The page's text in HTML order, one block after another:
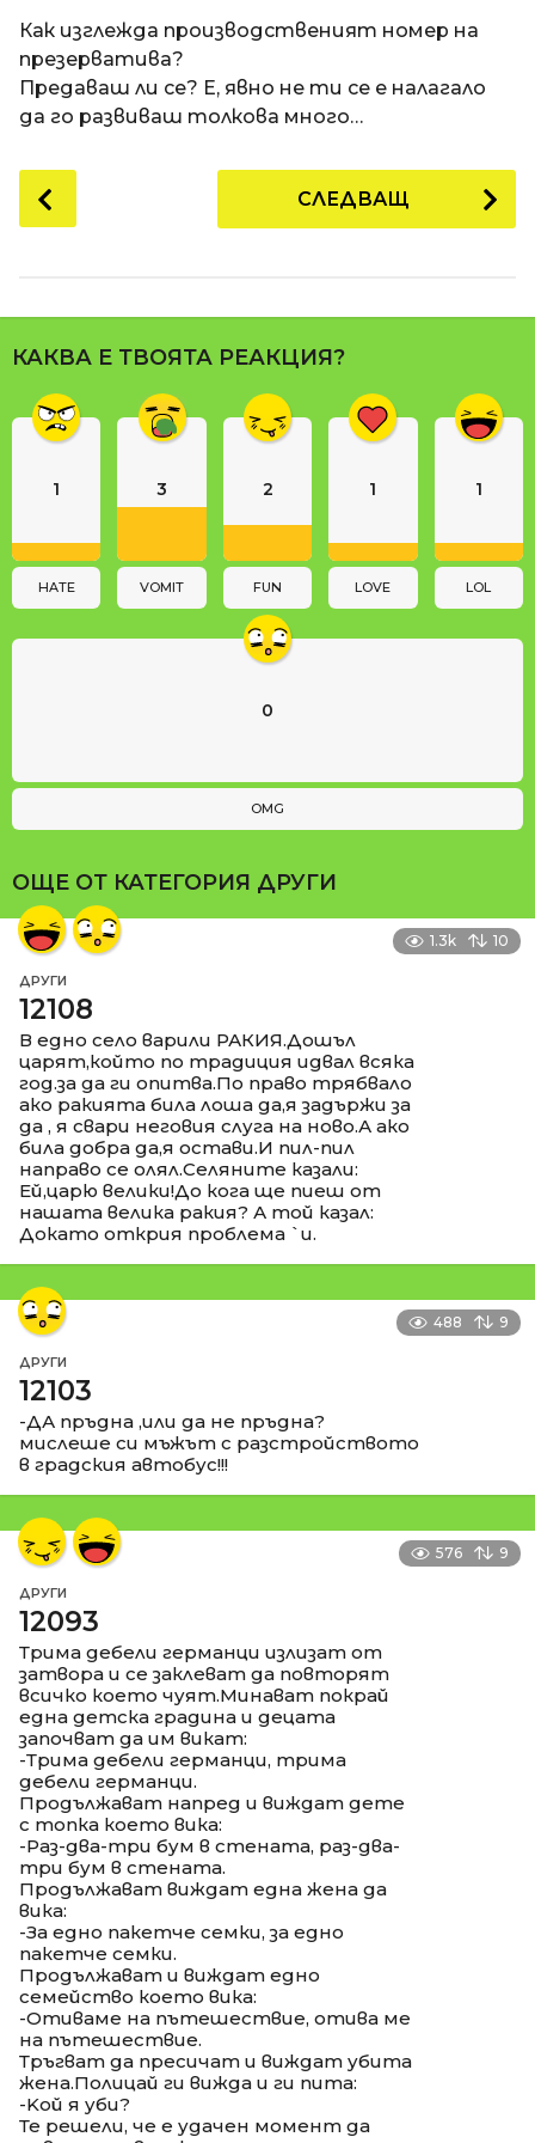
п
р
е
д
1
г
и
и
t
i
Как изглежда производственият номер на
презерватива?
Предаваш ли се? Е, явно не ти се е налагало
да го развиваш толкова много…
o
P
a
g
n
o
СЛЕДВАЩ
КАКВА Е ТВОЯТА РЕАКЦИЯ?
1
HATE
3
VOMIT
2
FUN
1
LOVE
1
LOL
0
OMG
ОЩЕ ОТ КАТЕГОРИЯ ДРУГИ
1.3k 10
ДРУГИ
12108
В едно село варили РАКИЯ.Дошъл
царят,който по традиция идвал всяка
год.за да ги опитва.По право трябвало
ако ракията била лоша да,я задържи за
да , я свари неговия слуга на ново.А ако
била добра да,я остави.И пил-пил
направо се олял.Селяните казали:
Ей,царю велики!До кога ще пиеш от
нашата велика ракия? А той казал:
Докато открия проблема `и.
488 9
ДРУГИ
12103
-ДА пръдна ,или да не пръдна?
мислеше си мъжът с разстройството
в градския автобус!!!
576 9
ДРУГИ
12093
Трима дебели германци излизат от
затвора и се заклеват да повторят
всичко което чуят.Минават покрай
една детска градина и децата
започват да им викат:
-Трима дебели германци, трима
дебели германци.
Продължават напред и виждат дете
с топка което вика:
-Раз-два-три бум в стената, раз-два-
три бум в стената.
Продължават виждат една жена да
вика:
-За едно пакетче семки, за едно
пакетче семки.
Продължават и виждат едно
семейство което вика:
-Отиваме на пътешествие, отива ме
на пътешествие.
Тръгват да пресичат и виждат убита
жена.Полицай ги вижда и ги пита:
-Koй я уби?
Те решели, че е удачен момент да